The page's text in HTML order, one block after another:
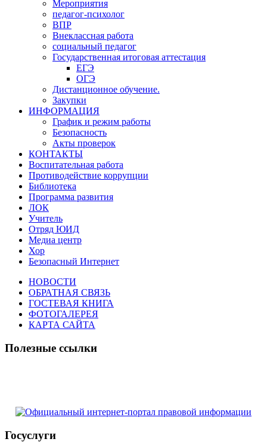
Мероприятия
педагог-психолог
ВПP
Внеклассная работа
социальный педагог
Государственная итоговая аттестация
ЕГЭ
ОГЭ
Дистанционное обучение.
Закупки
ИНФОРМАЦИЯ
График и режим работы
Безопасность
Акты проверок
КОНТАКТЫ
Воспитательная работа
Противодействие коррупции
Библиотека
Программа развития
ЛОК
Учитель
Отряд ЮИД
Медиа центр
Хор
Безопасный Интернет
НОВОСТИ
ОБРАТНАЯ СВЯЗЬ
ГОСТЕВАЯ КНИГА
ФОТОГАЛЕРЕЯ
КАРТА САЙТА
Полезные ссылки
Госуслуги